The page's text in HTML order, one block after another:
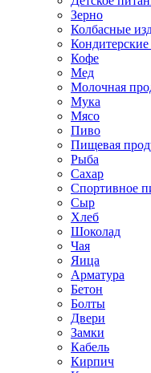
Зерно
Колбасные
Кондитерские
Кофе
Мед
Молочная
Мука
Мясо
Пиво
Пищевая
Рыба
Сахар
Спортивное
Сыр
Хлеб
Шоколад
Чая
Яица
Арматура
Бетон
Болты
Двери
Замки
Кабель
Кирпич